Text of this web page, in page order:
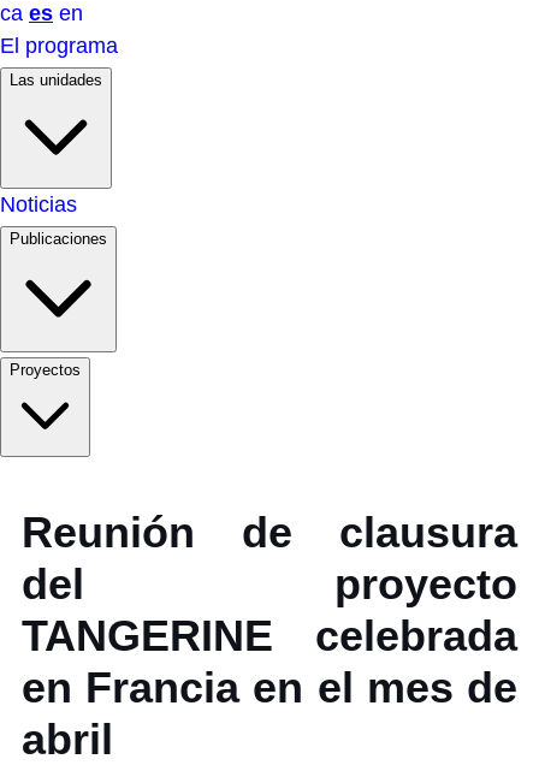
ca es en
El programa
Las unidades
Noticias
Publicaciones
Proyectos
Reunión de clausura
del proyecto
TANGERINE celebrada
en Francia en el mes de
abril